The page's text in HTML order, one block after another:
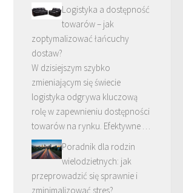
Logistyka a dostępność
towarów – jak
zoptymalizować łańcuchy
dostaw?
W dzisiejszym szybko
zmieniającym się świecie
logistyka odgrywa kluczową
rolę w zapewnieniu dostępności
towarów na rynku. Efektywne …
Poradnik dla rodzin
wielodzietnych: jak
przeprowadzić się sprawnie i
zminimalizować stres?